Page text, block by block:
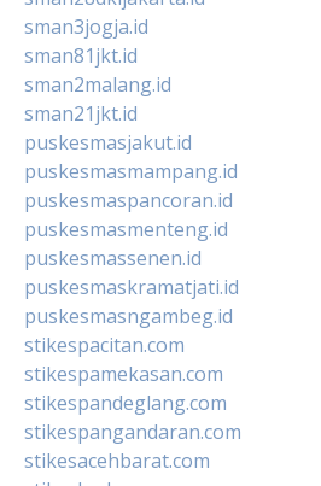
sman3jogja.id
sman81jkt.id
sman2malang.id
sman21jkt.id
puskesmasjakut.id
puskesmasmampang.id
puskesmaspancoran.id
puskesmasmenteng.id
puskesmassenen.id
puskesmaskramatjati.id
puskesmasngambeg.id
stikespacitan.com
stikespamekasan.com
stikespandeglang.com
stikespangandaran.com
stikesacehbarat.com